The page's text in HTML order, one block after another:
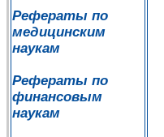
Рефераты по
медицинским
наукам
Рефераты по
финансовым
наукам